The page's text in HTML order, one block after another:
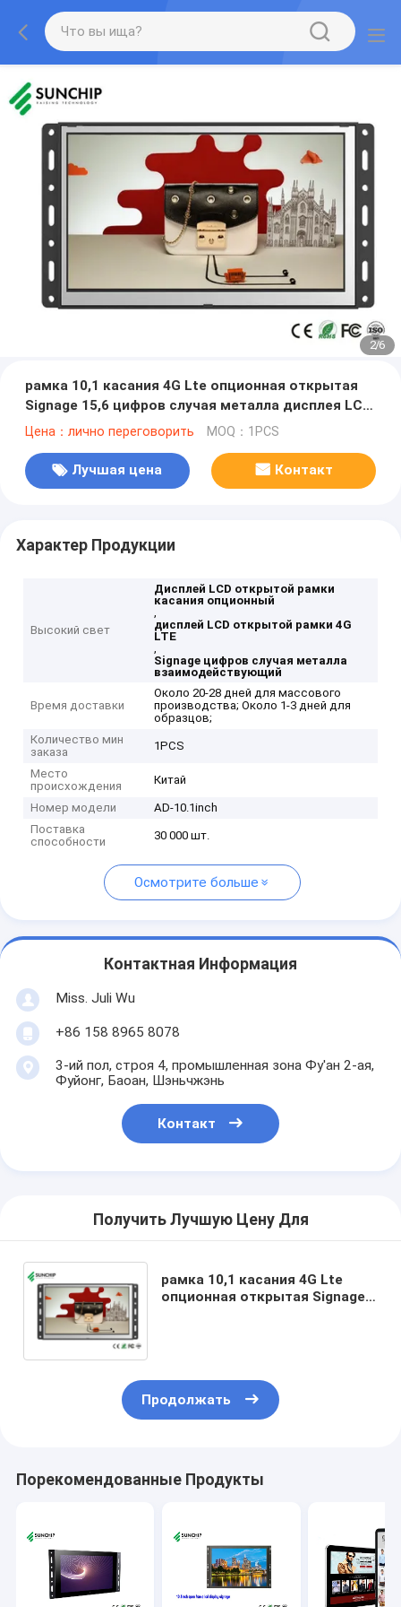
2/6
рамка 10,1 касания 4G Lte опционная открытая
Signage 15,6 цифров случая металла дисплея LCD
дюйма взаимодействующий
Цена：лично переговорить MOQ：1PCS
Лучшая цена Контакт
Характер Продукции
Высокий свет
Дисплей LCD открытой рамки
касания опционный
,
дисплей LCD открытой рамки 4G
LTE
,
Signage цифров случая металла
взаимодействующий
Время доставки
Около 20-28 дней для массового
производства; Около 1-3 дней для
образцов;
Количество мин
заказа
1PCS
Место
происхождения
Китай
Номер модели
AD-10.1inch
Поставка
способности
30 000 шт.
Осмотрите больше
Контактная Информация
Miss. Juli Wu
+86 158 8965 8078
3-ий пол, строя 4, промышленная зона Фу'ан 2-ая,
Фуйонг, Баоан, Шэньчжэнь
Контакт
Получить Лучшую Цену Для
рамка 10,1 касания 4G Lte
опционная открытая Signage
Продолжать
Порекомендованные Продукты